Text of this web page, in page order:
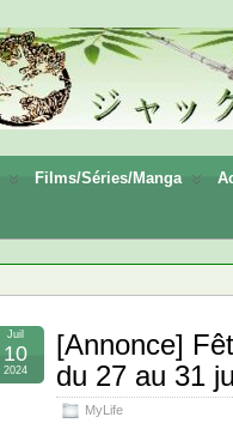
Films/Séries/Manga
[Annonce]
du 27 au 31
MyLife
Juil
10
2024